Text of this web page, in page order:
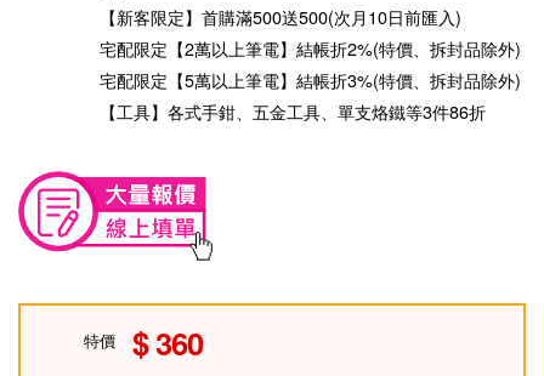
【新客限定】首購滿500送500(次月10日前匯入)
宅配限定【2萬以上筆電】結帳折2%(特價、拆封品除外)
宅配限定【5萬以上筆電】結帳折3%(特價、拆封品除外)
【工具】各式手鉗、五金工具、單支烙鐵等3件86折
特價 360